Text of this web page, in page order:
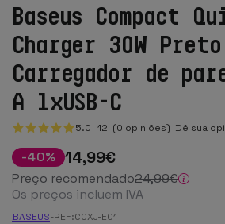
Baseus Compact
Charger 30W
Carregador de
A 1xUSB-C
5.0 12 (0 opiniões) Dê sua
-40% 14,99€
Preço recomendado24,99€
Os preços incluem IVA
BASEUS-REF:CCXJ-E01